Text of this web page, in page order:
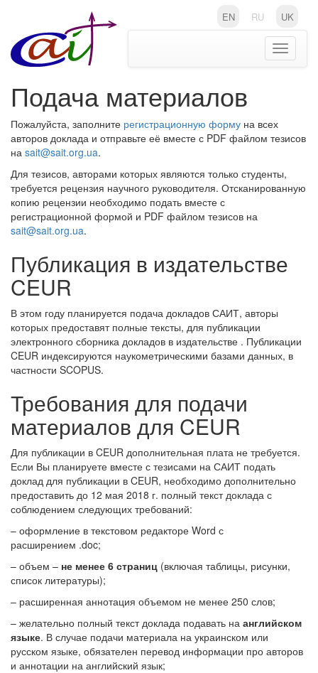
EN RU UK
Toggle
Подача материалов
Пожалуйста, заполните регистрационную форму на всех
авторов доклада и отправьте её вместе с PDF файлом тезисов
на sait@sait.org.ua.
Для тезисов, авторами которых являются только студенты,
требуется рецензия научного руководителя. Отсканированную
копию рецензии необходимо подать вместе с
регистрационной формой и PDF файлом тезисов на
sait@sait.org.ua.
Публикация в издательстве
CEUR
В этом году планируется подача докладов САИТ, авторы
которых предоставят полные тексты, для публикации
электронного сборника докладов в издательстве . Публикации
CEUR индексируются наукометрическими базами данных, в
частности SCOPUS.
Требования для подачи
материалов для CEUR
Для публикации в CEUR дополнительная плата не требуется.
Если Вы планируете вместе с тезисами на САИТ подать
доклад для публикации в CEUR, необходимо дополнительно
предоставить до 12 мая 2018 г. полный текст доклада с
соблюдением следующих требований:
– оформление в текстовом редакторе Word с
расширением .doc;
– объем – не менее 6 страниц (включая таблицы, рисунки,
список литературы);
– расширенная аннотация объемом не менее 250 слов;
– желательно полный текст доклада подавать на английском
языке. В случае подачи материала на украинском или
русском языке, обязателен перевод информации про авторов
и аннотации на английский язык;